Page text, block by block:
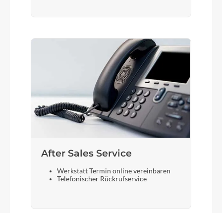
After Sales Service
Werkstatt Termin online vereinbaren
Telefonischer Rückrufservice